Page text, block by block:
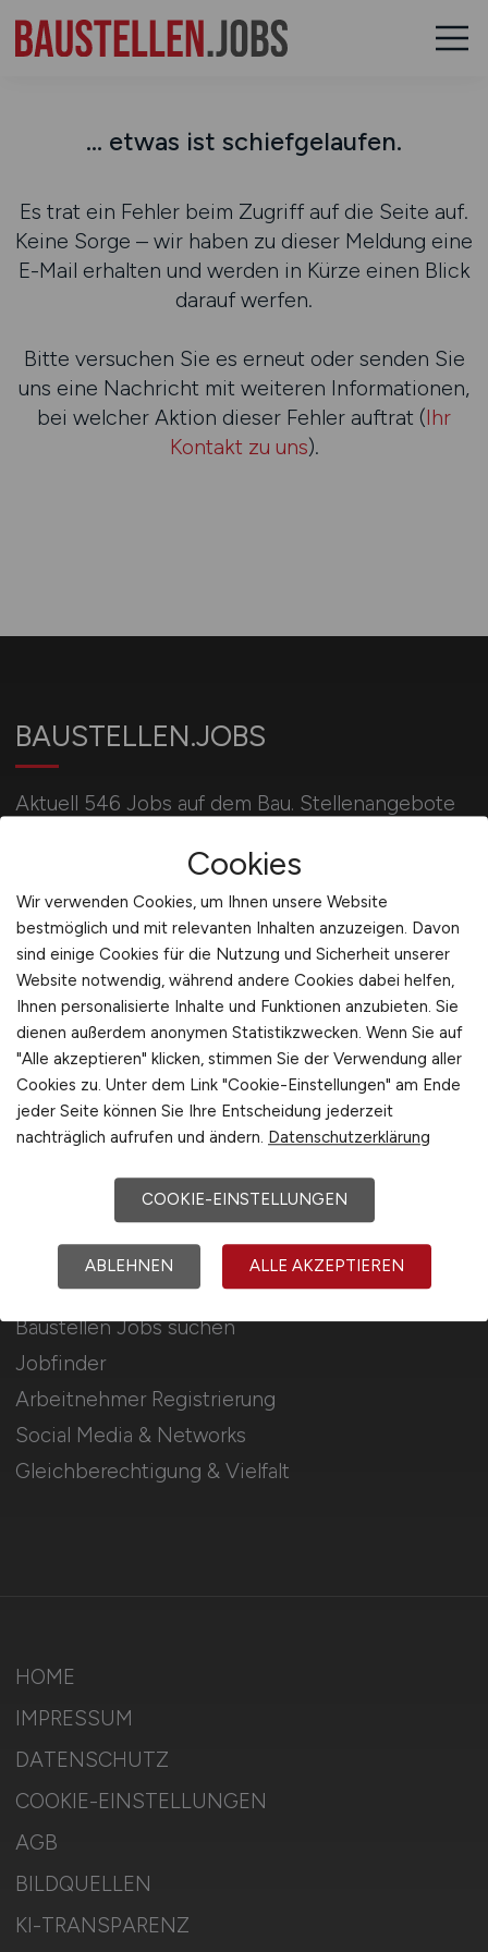
... etwas ist schiefgelaufen.
Es trat ein Fehler beim Zugriff auf die Seite auf.
Keine Sorge – wir haben zu dieser Meldung eine
E-Mail erhalten und werden in Kürze einen Blick
darauf werfen.
Bitte versuchen Sie es erneut oder senden Sie
uns eine Nachricht mit weiteren Informationen,
bei welcher Aktion dieser Fehler auftrat (Ihr
Kontakt zu uns).
BAUSTELLEN.JOBS
Aktuell 546 Jobs auf dem Bau. Stellenangebote
Betonbauer, Kranführer und Baggerfahrer.
Für Arbeitnehmer
Baustellen Jobs suchen
Jobfinder
Arbeitnehmer Registrierung
Social Media & Networks
Gleichberechtigung & Vielfalt
Für Arbeitgeber
Stellenanzeigen schalten
Mediadaten & Konditionen
Arbeitgeber Seite
Arbeitgeber Kontakt
HOME
IMPRESSUM
DATENSCHUTZ
COOKIE-EINSTELLUNGEN
AGB
BILDQUELLEN
KI-TRANSPARENZ
Cookies
Wir verwenden Cookies, um Ihnen unsere Website
bestmöglich und mit relevanten Inhalten anzuzeigen. Davon
sind einige Cookies für die Nutzung und Sicherheit unserer
Website notwendig, während andere Cookies dabei helfen,
Ihnen personalisierte Inhalte und Funktionen anzubieten. Sie
dienen außerdem anonymen Statistikzwecken. Wenn Sie auf
"Alle akzeptieren" klicken, stimmen Sie der Verwendung aller
Cookies zu. Unter dem Link "Cookie-Einstellungen" am Ende
jeder Seite können Sie Ihre Entscheidung jederzeit
nachträglich aufrufen und ändern. Datenschutzerklärung
COOKIE-EINSTELLUNGEN
ABLEHNEN ALLE AKZEPTIEREN